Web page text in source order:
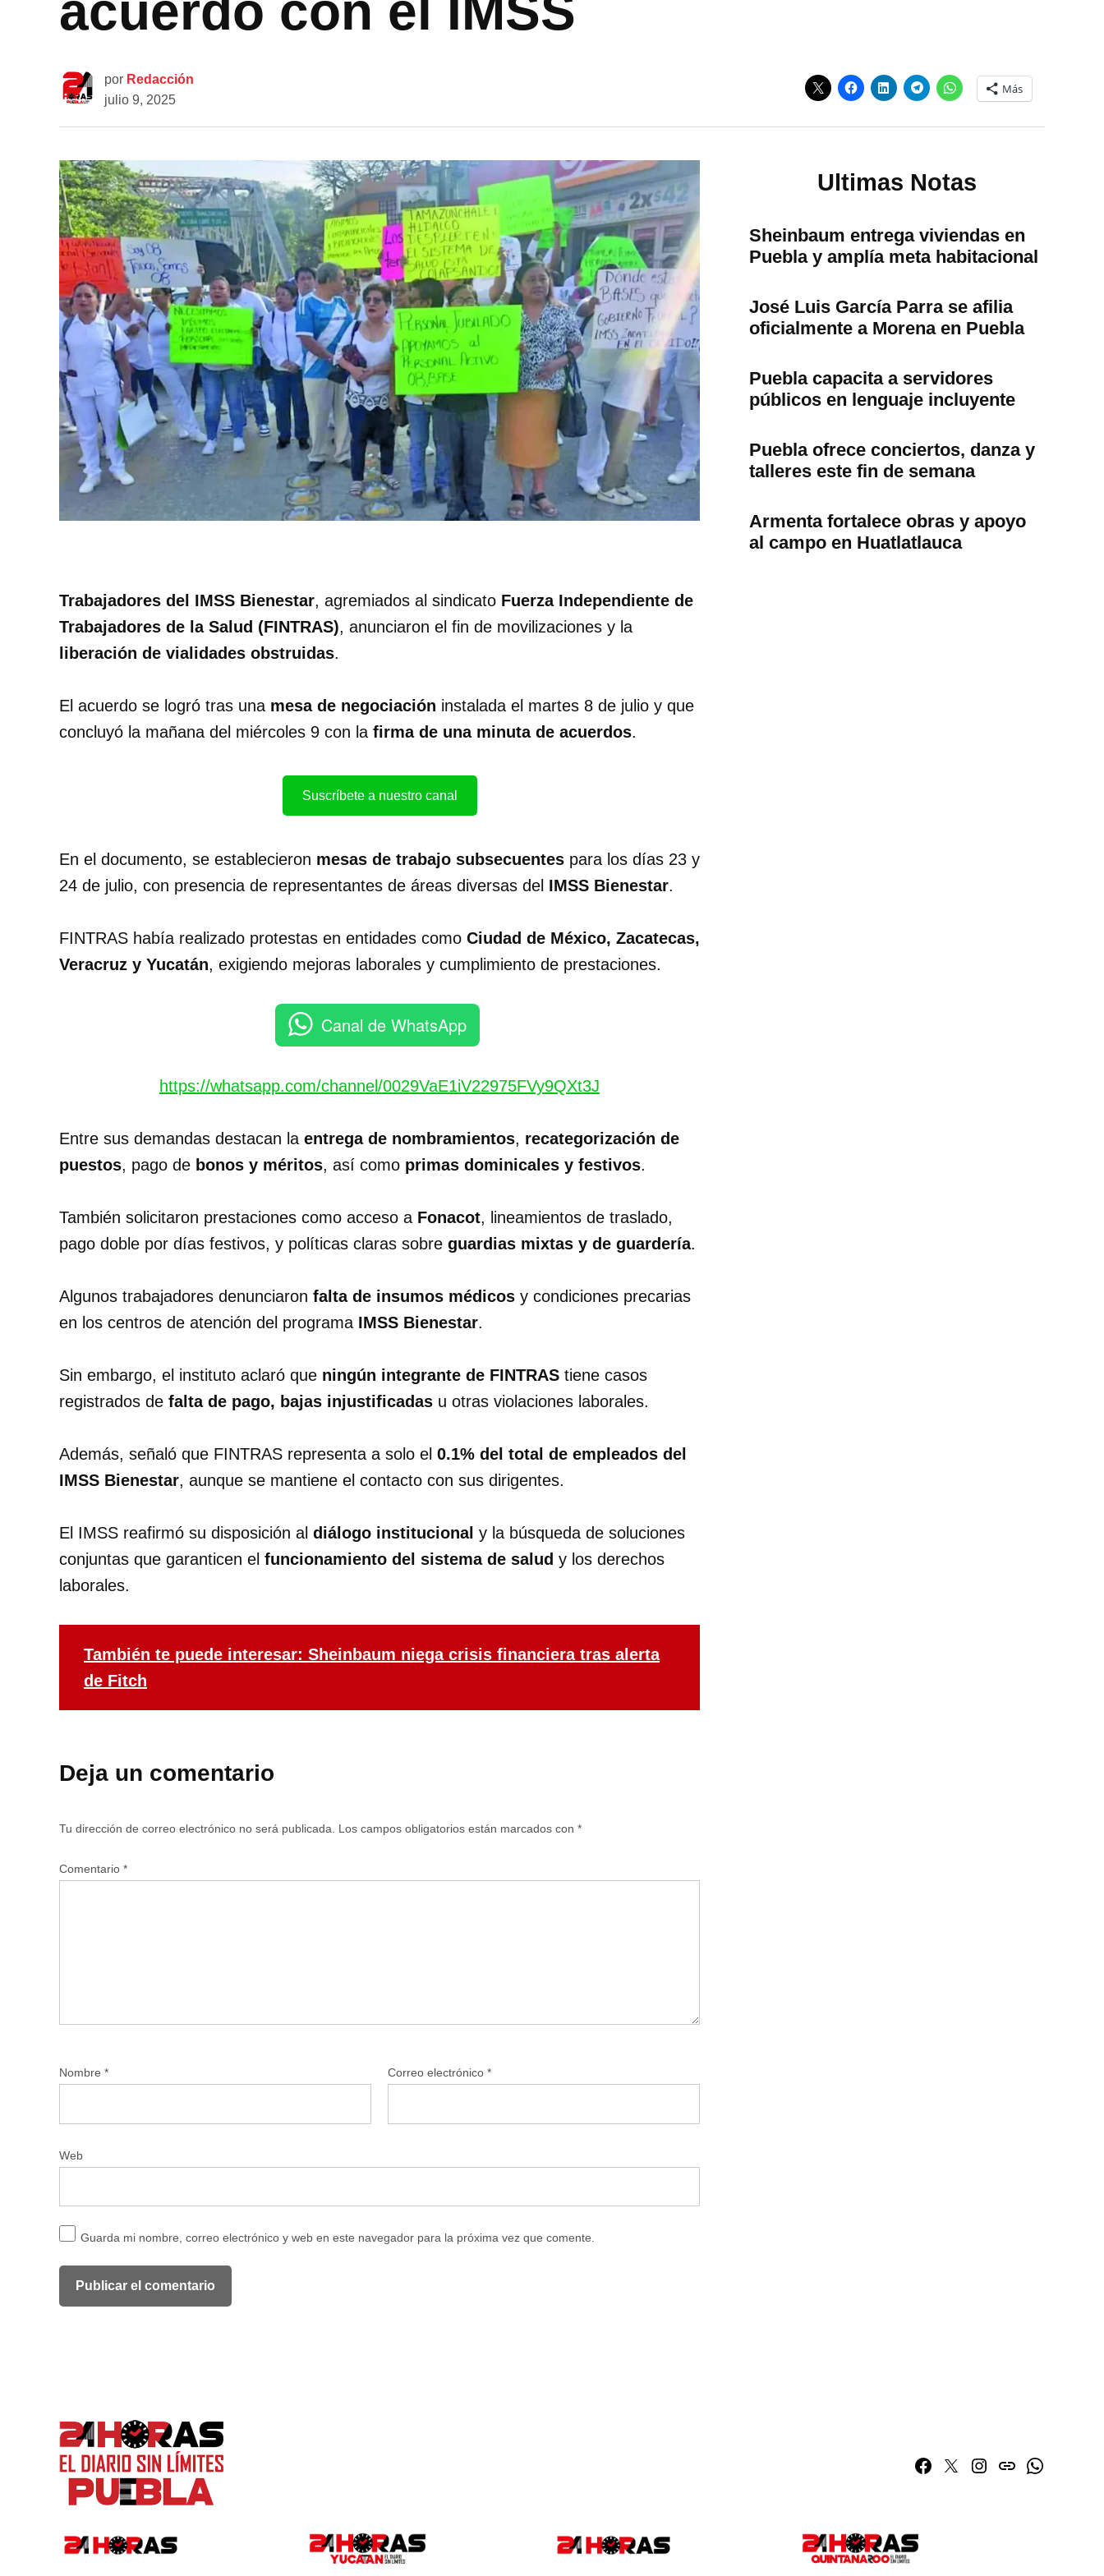
por Redacción
julio 9, 2025
Más
Trabajadores del IMSS Bienestar, agremiados al sindicato Fuerza Independiente de
Trabajadores de la Salud (FINTRAS), anunciaron el fin de movilizaciones y la
liberación de vialidades obstruidas.
El acuerdo se logró tras una mesa de negociación instalada el martes 8 de julio y que
concluyó la mañana del miércoles 9 con la firma de una minuta de acuerdos.
Suscríbete a nuestro canal
En el documento, se establecieron mesas de trabajo subsecuentes para los días 23 y
24 de julio, con presencia de representantes de áreas diversas del IMSS Bienestar.
FINTRAS había realizado protestas en entidades como Ciudad de México, Zacatecas,
Veracruz y Yucatán, exigiendo mejoras laborales y cumplimiento de prestaciones.
Canal de WhatsApp
https://whatsapp.com/channel/0029VaE1iV22975FVy9QXt3J
Entre sus demandas destacan la entrega de nombramientos, recategorización de
puestos, pago de bonos y méritos, así como primas dominicales y festivos.
También solicitaron prestaciones como acceso a Fonacot, lineamientos de traslado,
pago doble por días festivos, y políticas claras sobre guardias mixtas y de guardería.
Algunos trabajadores denunciaron falta de insumos médicos y condiciones precarias
en los centros de atención del programa IMSS Bienestar.
Sin embargo, el instituto aclaró que ningún integrante de FINTRAS tiene casos
registrados de falta de pago, bajas injustificadas u otras violaciones laborales.
Además, señaló que FINTRAS representa a solo el 0.1% del total de empleados del
IMSS Bienestar, aunque se mantiene el contacto con sus dirigentes.
El IMSS reafirmó su disposición al diálogo institucional y la búsqueda de soluciones
conjuntas que garanticen el funcionamiento del sistema de salud y los derechos
laborales.
También te puede interesar: Sheinbaum niega crisis financiera tras alerta
de Fitch
Deja un comentario
Tu dirección de correo electrónico no será publicada. Los campos obligatorios están marcados con *
Comentario *
Nombre * Correo electrónico *
Web
Guarda mi nombre, correo electrónico y web en este navegador para la próxima vez que comente.
Ultimas Notas
Sheinbaum entrega viviendas en
Puebla y amplía meta habitacional
José Luis García Parra se afilia
oficialmente a Morena en Puebla
Puebla capacita a servidores
públicos en lenguaje incluyente
Puebla ofrece conciertos, danza y
talleres este fin de semana
Armenta fortalece obras y apoyo
al campo en Huatlatlauca
Facebook
TwitterInstagram
issuuWhatsapp